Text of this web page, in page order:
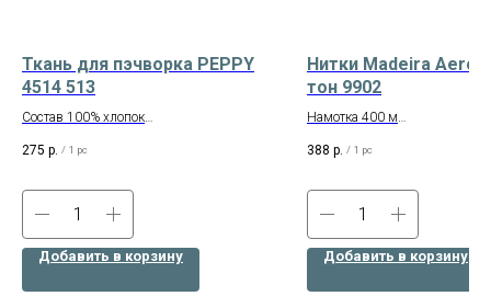
Ткань для пэчворка PEPPY
4514 513
Состав 100% хлопок
Отрез размером 50х55 см
275 р. / 1 pc
Добавить в корзину
Нитки Madeira
тон 9902
Намотка 400 м
Состав: 100% полиэстр
388 р. / 1 pc
Добавить в корзину